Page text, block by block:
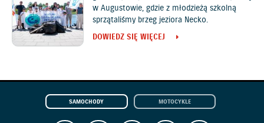
w Augustowie, gdzie z młodzieżą szkolną
sprzątaliśmy brzeg jeziora Necko.
DOWIEDZ SIĘ WIĘCEJ
SAMOCHODY MOTOCYKLE